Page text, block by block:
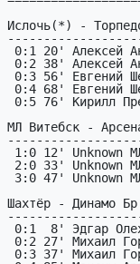
Ислочь(*) -
МЛ Витебск -
Шахтёр - Динамо